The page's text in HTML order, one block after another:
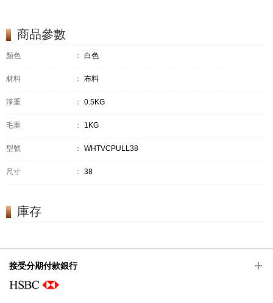
商品參數
顏色 ： 白色
材料 ： 布料
淨重 ： 0.5KG
毛重 ： 1KG
型號 ： WHTVCPULL38
尺寸 ： 38
庫存
接受分期付款銀行